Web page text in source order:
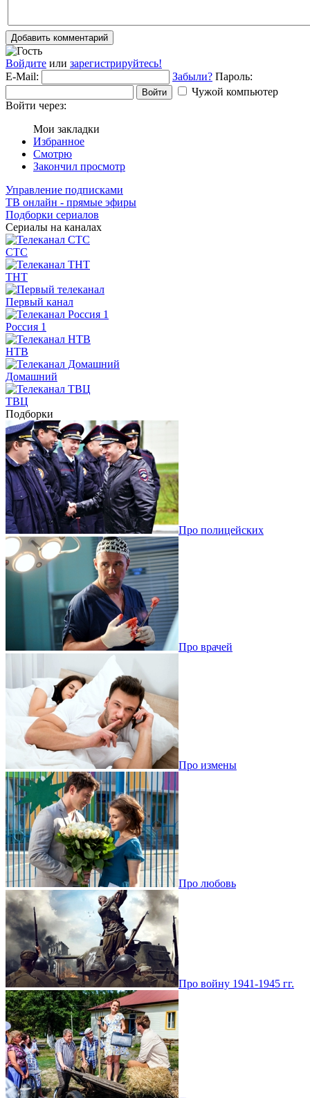
Добавить комментарий
Войдите или зарегистрируйтесь!
E-Mail:
Забыли? Пароль:
Войти
Чужой компьютер
Войти через:
Мои закладки
Избранное
Смотрю
Закончил просмотр
Управление подписками
ТВ онлайн - прямые эфиры
Подборки сериалов
Сериалы на каналах
СТС
ТНТ
Первый канал
Россия 1
НТВ
Домашний
ТВЦ
Подборки
Про полицейских
Про врачей
Про измены
Про любовь
Про войну 1941-1945 гг.